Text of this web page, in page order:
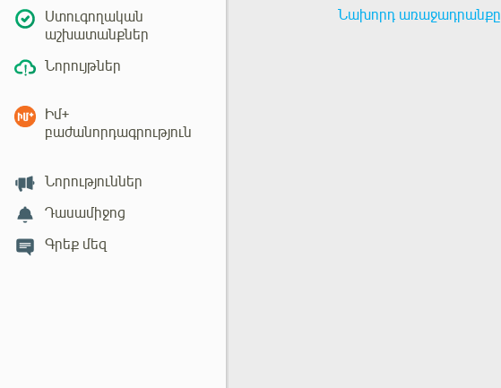
Ստուգողական
աշխատանքներ
Նորույթներ
Իմ+
բաժանորդագրություն
Նորություններ
Դասամիջոց
Գրեք մեզ
Նախորդ առաջադրանքը